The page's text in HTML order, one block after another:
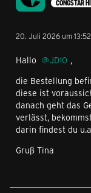
CONGSTAR
20. Juli 2026 um 13:52
Hallo JD10 ,
die Bestellung
diese ist
danach geht das
verlässt,
darin findest du
Gruß Tina